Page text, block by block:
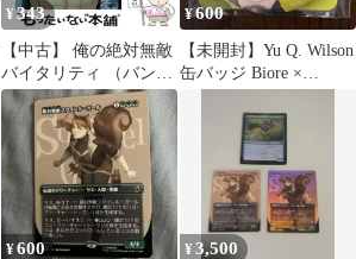
¥ 343
【中古】 俺の絶対無敵
バイタリティ （バンブ
ー コミックス Qpa
collection） / イクヤス /
竹書房
¥600
【未開封】Yu Q. Wilson
缶バッジ Biore ×
¥600 ¥3,500